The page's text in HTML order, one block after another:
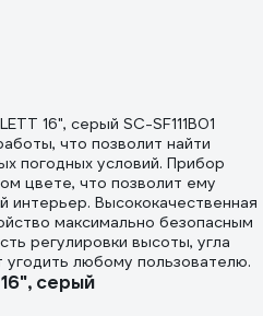
16", cерый SC-SF111B01
что позволит найти
погодных условий. Прибор
цвете, что позволит ему
интерьер. Высококачественная
максимально безопасным
регулировки высоты, угла
любому пользователю.
cерый